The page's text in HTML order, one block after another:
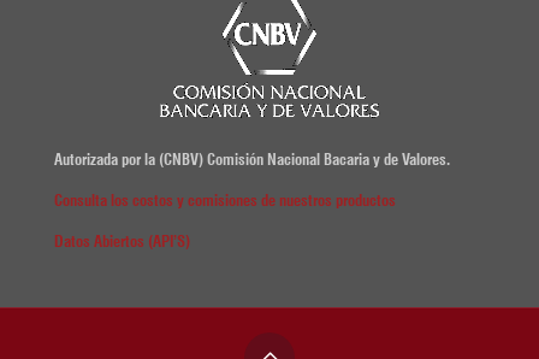
Autorizada por la (CNBV) Comisión Nacional Bacaria y de Valores.
Consulta los costos y comisiones de nuestros productos
Datos Abiertos (API’S)